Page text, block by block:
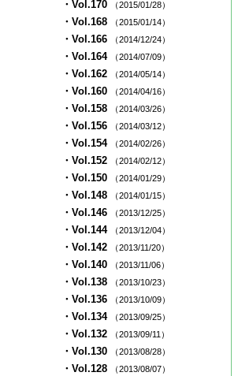
・Vol.170 （2015/01/28）
・Vol.168 （2015/01/14）
・Vol.166 （2014/12/24）
・Vol.164 （2014/07/09）
・Vol.162 （2014/05/14）
・Vol.160 （2014/04/16）
・Vol.158 （2014/03/26）
・Vol.156 （2014/03/12）
・Vol.154 （2014/02/26）
・Vol.152 （2014/02/12）
・Vol.150 （2014/01/29）
・Vol.148 （2014/01/15）
・Vol.146 （2013/12/25）
・Vol.144 （2013/12/04）
・Vol.142 （2013/11/20）
・Vol.140 （2013/11/06）
・Vol.138 （2013/10/23）
・Vol.136 （2013/10/09）
・Vol.134 （2013/09/25）
・Vol.132 （2013/09/11）
・Vol.130 （2013/08/28）
・Vol.128 （2013/08/07）